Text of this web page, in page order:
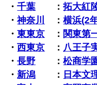
・千葉 ：拓大紅
・神奈川 ：横浜(2
・東東京 ： 関東第
・西東京 ： 八王子
・長野 ：松商学
・新潟 ： 日本文